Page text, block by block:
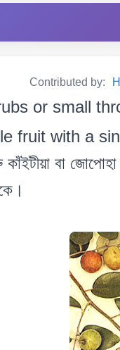
Contributed by:
or small
fruit with a
বা জোপোহা